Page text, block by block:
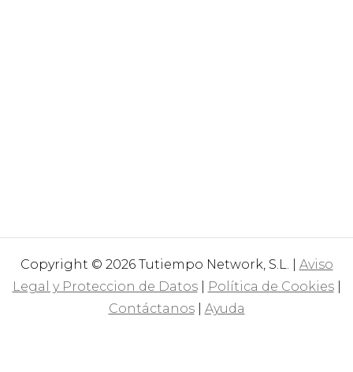
Copyright © 2026 Tutiempo Network, S.L. | Aviso
Legal y Proteccion de Datos| Política de Cookies|
Contáctanos| Ayuda